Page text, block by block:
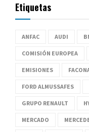
Etiquetas
ANFAC AUDI
COMISIÓN EUROPEA
EMISIONES
FORD ALMUSSAFES
GRUPO RENAULT
MERCADO